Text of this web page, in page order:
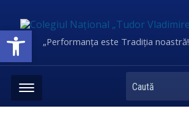
Deschide bara de unelte„Performanța este Tradiția noastră!
Caută